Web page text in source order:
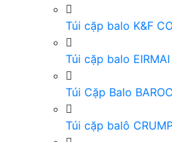
Túi cặp balo K&F
Túi cặp balo EIRMAI
Túi Cặp Balo
Túi cặp balô